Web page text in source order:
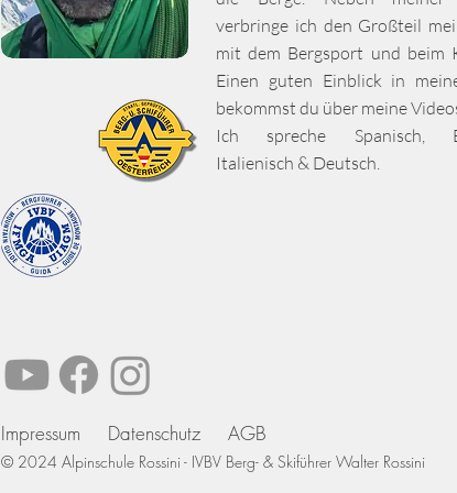
verbringe ich den Großteil
mit dem Bergsport und beim
Einen guten Einblick in
bekommst du über meine
Ich spreche Spanisch,
Italienisch & Deutsch.
Impressum Datenschutz AGB
© 2024 Alpinschule Rossini - IVBV Berg- & Skiführer Walter Rossini